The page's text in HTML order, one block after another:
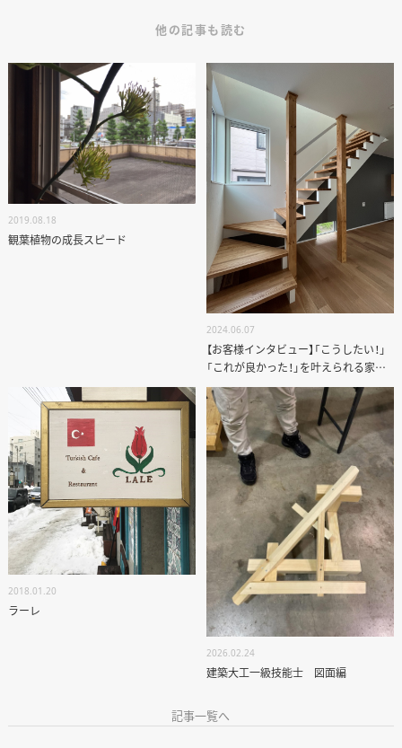
他の記事も読む
2019.08.18
観葉植物の成長スピード
2024.06.07
【お客様インタビュー】「こうしたい！」
「これが良かった！」を叶えられる家づ
くり
2018.01.20
ラーレ
2026.02.24
建築大工一級技能士 図面編
記事一覧へ